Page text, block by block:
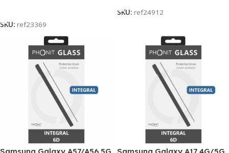
SKU: ref23369
SKU: ref24912